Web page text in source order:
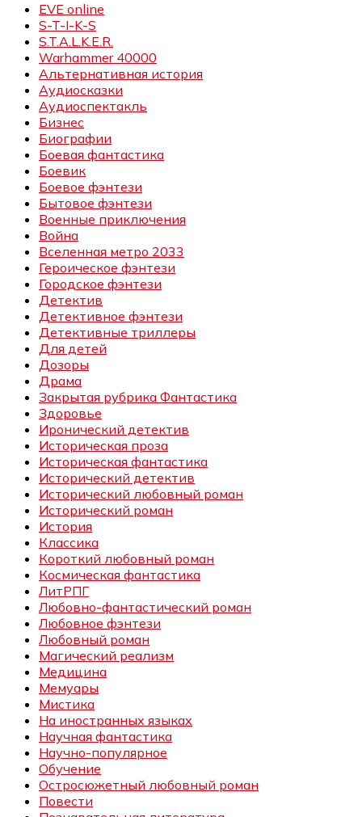
EVE online
S-T-I-K-S
S.T.A.L.K.E.R.
Warhammer 40000
Альтернативная история
Аудиосказки
Аудиоспектакль
Бизнес
Биографии
Боевая фантастика
Боевик
Боевое фэнтези
Бытовое фэнтези
Военные приключения
Война
Вселенная метро 2033
Героическое фэнтези
Городское фэнтези
Детектив
Детективное фэнтези
Детективные триллеры
Для детей
Дозоры
Драма
Закрытая рубрика Фантастика
Здоровье
Иронический детектив
Историческая проза
Историческая фантастика
Исторический детектив
Исторический любовный роман
Исторический роман
История
Классика
Короткий любовный роман
Космическая фантастика
ЛитРПГ
Любовно-фантастический роман
Любовное фэнтези
Любовный роман
Магический реализм
Медицина
Мемуары
Мистика
На иностранных языках
Научная фантастика
Научно-популярное
Обучение
Остросюжетный любовный роман
Повести